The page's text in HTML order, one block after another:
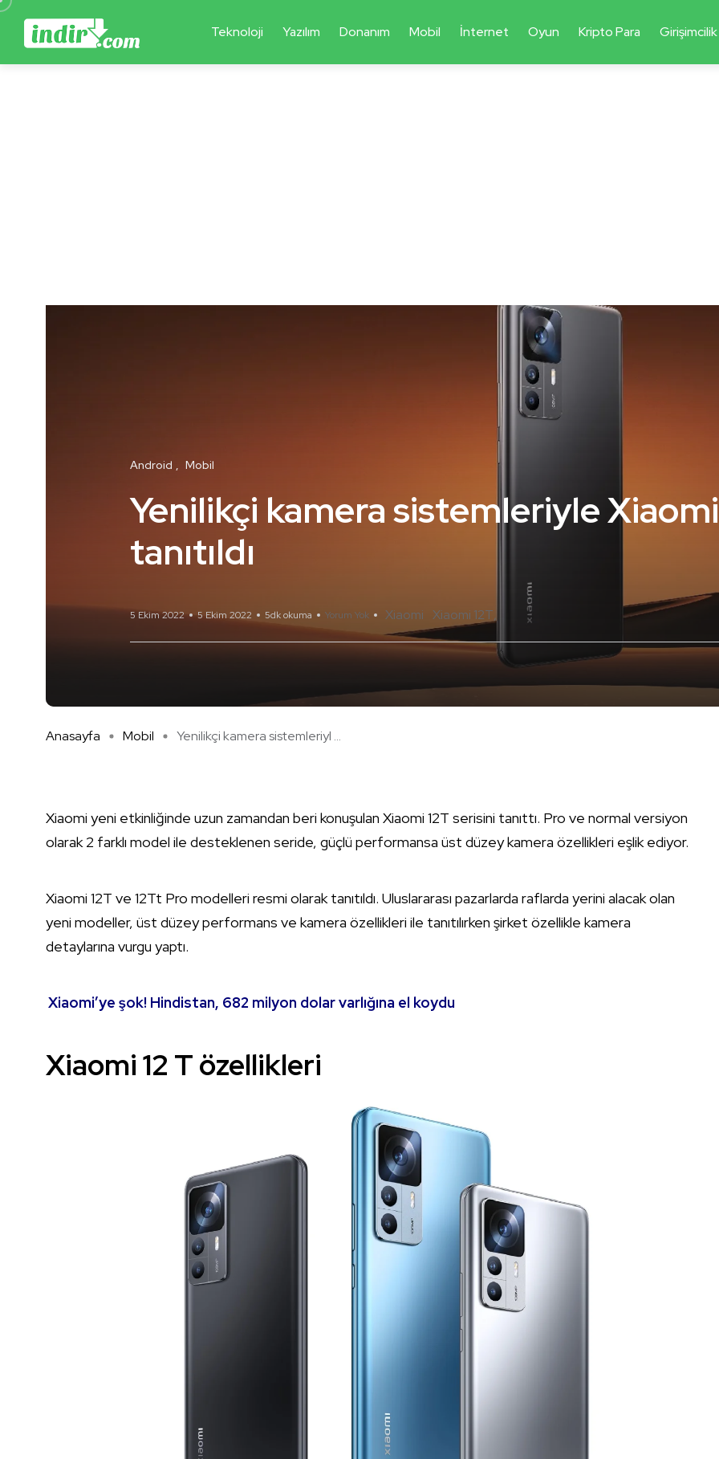
Teknoloji Yazılım Donanım Mobil İnternet Oyun Kripto Para Girişimcilik
Android Mobil
Yenilikçi kamera sistemleriyle
tanıtıldı
5 Ekim 2022 5 Ekim 2022 5dk okuma Yorum Yok Xiaomi Xiaomi 12T
Anasayfa Mobil Yenilikçi kamera sistemleriyl ...
Xiaomi yeni etkinliğinde uzun zamandan beri konuşulan Xiaomi 12T serisini tanıttı. Pro ve normal versiyon
olarak 2 farklı model ile desteklenen seride, güçlü performansa üst düzey kamera özellikleri eşlik ediyor.
Xiaomi 12T ve 12Tt Pro modelleri resmi olarak tanıtıldı. Uluslararası pazarlarda raflarda yerini alacak olan
yeni modeller, üst düzey performans ve kamera özellikleri ile tanıtılırken şirket özellikle kamera
detaylarına vurgu yaptı.
Xiaomi’ye şok! Hindistan, 682 milyon dolar varlığına el koydu
Xiaomi 12 T özellikleri